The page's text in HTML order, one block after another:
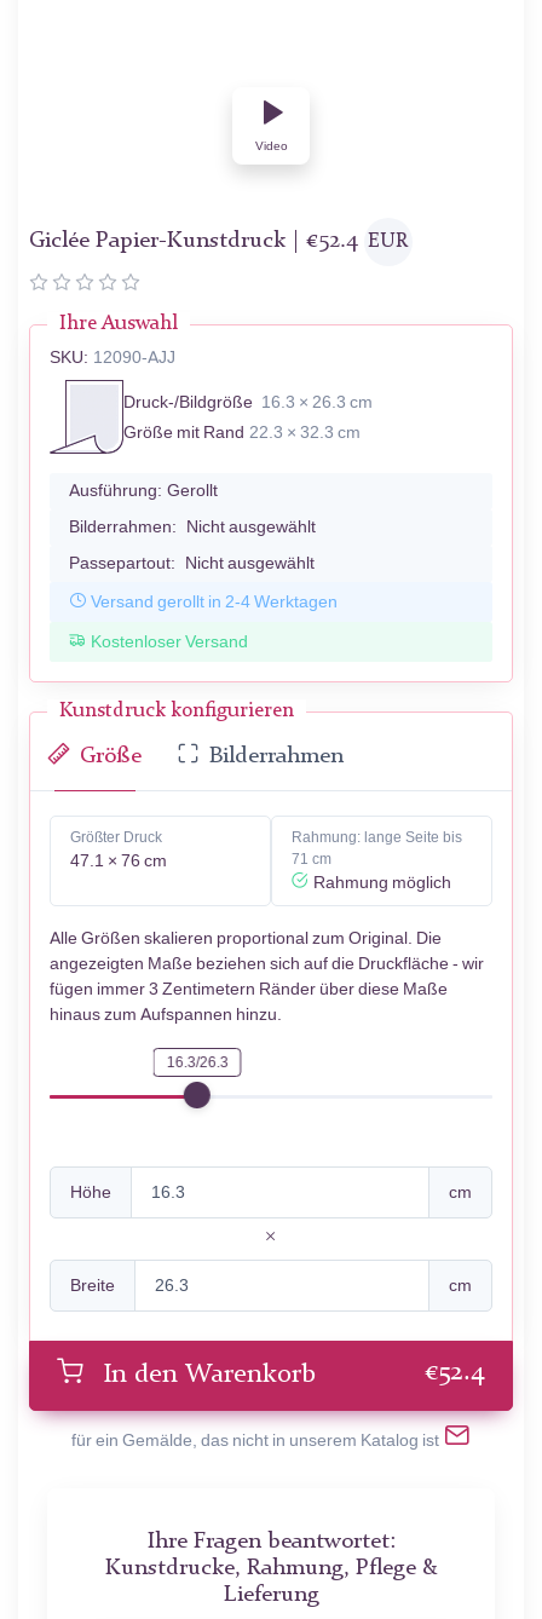
Video
Giclée Papier-Kunstdruck | €52.4 EUR
Ihre Auswahl
SKU: 12090-AJJ
Druck-/Bildgröße 16.3 × 26.3 cm
Größe mit Rand 22.3 × 32.3 cm
Ausführung: Gerollt
Bilderrahmen: Nicht ausgewählt
Passepartout: Nicht ausgewählt
Versand gerollt in 2-4 Werktagen
Kostenloser Versand
Kunstdruck konfigurieren
Größe Bilderrahmen
Größter Druck
47.1 × 76 cm
Rahmung: lange Seite bis
71 cm
Rahmung möglich
Alle Größen skalieren proportional zum Original. Die
angezeigten Maße beziehen sich auf die Druckfläche - wir
fügen immer 3 Zentimetern Ränder über diese Maße
hinaus zum Aufspannen hinzu.
16.3/26.3
Höhe cm
Breite cm
In den Warenkorb €52.4
für ein Gemälde, das nicht in unserem Katalog ist
Ihre Fragen beantwortet:
Kunstdrucke, Rahmung, Pflege &
Lieferung